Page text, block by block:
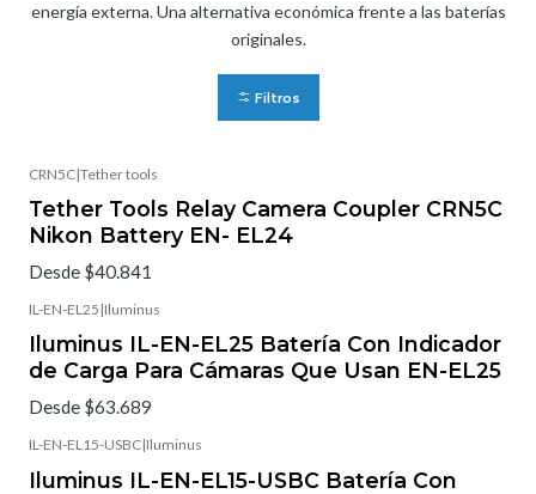
energía externa. Una alternativa económica frente a las baterías
originales.
Filtros
CRN5C|Tether tools
Tether Tools Relay Camera Coupler CRN5C
Nikon Battery EN- EL24
Desde $40.841
IL-EN-EL25 |Iluminus
Iluminus IL-EN-EL25 Batería Con Indicador
de Carga Para Cámaras Que Usan EN-EL25
Desde $63.689
IL-EN-EL15-USBC|Iluminus
Iluminus IL-EN-EL15-USBC Batería Con